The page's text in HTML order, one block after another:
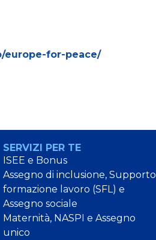
europe-for-peace/
SERVIZI PER TE
ISEE e Bonus
Assegno di inclusione, Supporto
formazione lavoro (SFL) e
Assegno sociale
Maternità, NASPI e Assegno
unico